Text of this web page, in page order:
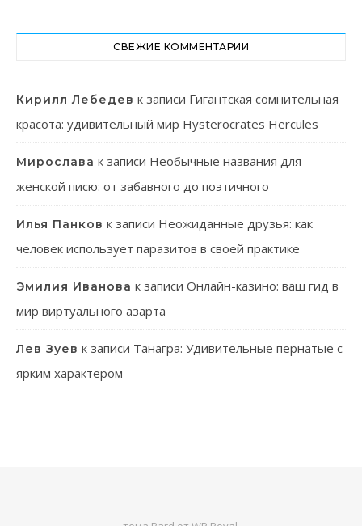
СВЕЖИЕ КОММЕНТАРИИ
Кирилл Лебедев к записи Гигантская сомнительная
красота: удивительный мир Hysterocrates Hercules
Мирослава к записи Необычные названия для
женской писю: от забавного до поэтичного
Илья Панков к записи Неожиданные друзья: как
человек использует паразитов в своей практике
Эмилия Иванова к записи Онлайн-казино: ваш гид в
мир виртуального азарта
Лев Зуев к записи Танагра: Удивительные пернатые с
ярким характером